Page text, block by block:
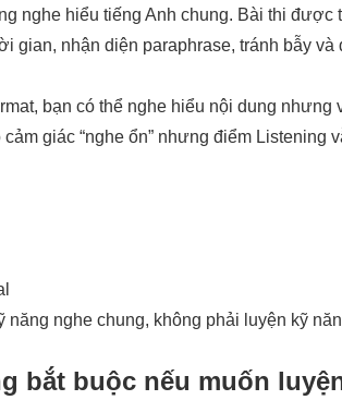
nghe hiểu tiếng Anh chung. Bài thi được
gian, nhận diện paraphrase, tránh bẫy và
bạn có thể nghe hiểu nội dung nhưng
giác “nghe ổn” nhưng điểm Listening
nghe chung, không phải luyện kỹ
bắt buộc nếu muốn